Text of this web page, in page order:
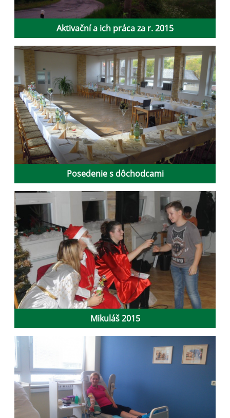
Aktivační a ich práca za r. 2015
Posedenie s dôchodcami
Mikuláš 2015